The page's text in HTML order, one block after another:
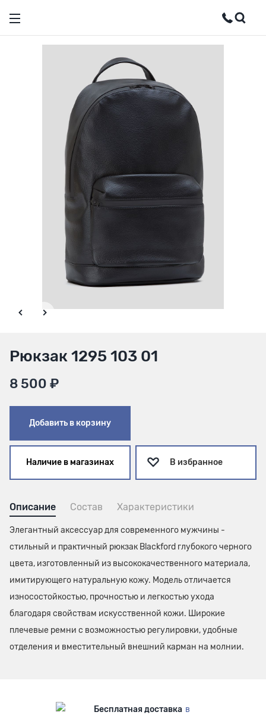
Рюкзак 1295 103 01
8 500 ₽
Добавить в корзину
Наличие в магазинах В избранное
Описание Состав Характеристики
Элегантный аксессуар для современного мужчины -
стильный и практичный рюкзак Blackford глубокого черного
цвета, изготовленный из высококачественного материала,
имитирующего натуральную кожу. Модель отличается
износостойкостью, прочностью и легкостью ухода
благодаря свойствам искусственной кожи. Широкие
плечевые ремни с возможностью регулировки, удобные
отделения и вместительный внешний карман на молнии.
Бесплатная доставка в